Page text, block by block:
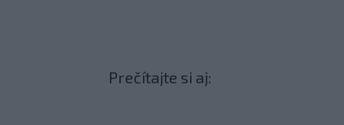
Prečítajte si aj: